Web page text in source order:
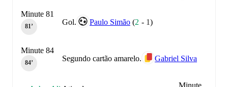
Gol. Paulo Simão (2 - 1)
Minute 81
81‎’‎
Segundo cartão amarelo. Gabriel Silva
Minute 84
84‎’‎
Minute